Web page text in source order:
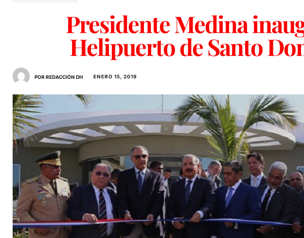
Presidente Medina
Helipuerto de Santo
POR REDACCIÓN DH ENERO 15, 2019